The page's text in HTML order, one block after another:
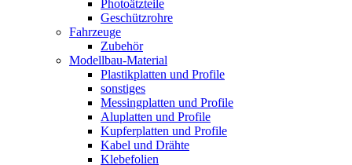
Photoätzteile
Geschützrohre
Fahrzeuge
Zubehör
Modellbau-Material
Plastikplatten und Profile
sonstiges
Messingplatten und Profile
Aluplatten und Profile
Kupferplatten und Profile
Kabel und Drähte
Klebefolien